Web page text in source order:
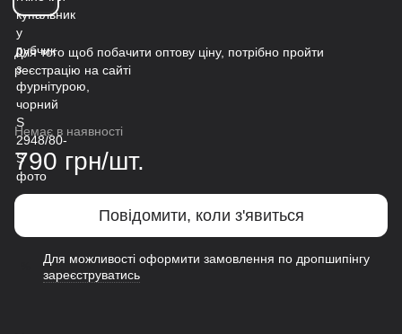
Для того щоб побачити оптову ціну, потрібно пройти
реєстрацію на сайті
Немає в наявності
790 грн/шт.
Повідомити, коли з'явиться
Для можливості оформити замовлення по дропшипінгу
зареєструватись